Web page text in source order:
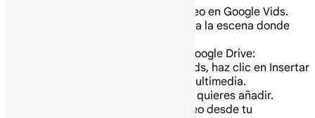
En tu computadora abre un video en Google Vids.
En la línea de tiempo, selecciona la escena donde
Para subir una imagen desde Google Drive:
En la barra de menú de Vids, haz clic en Insertar
y luego en Mi contenido multimedia.
Selecciona el archivo que quieres añadir.
Para subir una imagen o un video desde tu